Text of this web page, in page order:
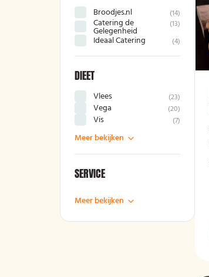
Broodjes.nl (14)
Catering de
Gelegenheid
(13)
Ideaal Catering (4)
DIEET
Vlees (23)
Vega (20)
Vis (7)
Meer bekijken
SERVICE
Meer bekijken